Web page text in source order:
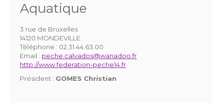
Aquatique
3 rue de Bruxelles
14120 MONDEVILLE
Téléphone : 02.31.44.63.00
Email : peche.calvados@wanadoo.fr
http://www.federation-peche14.fr
Président : GOMES Christian